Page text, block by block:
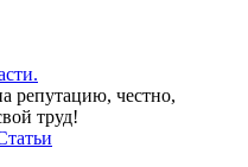
репутацию, честно,
труд!